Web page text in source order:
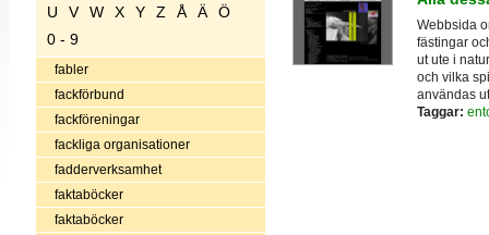
U
V W X Y Z Å Ä
Ö
0 - 9
fabler
fackförbund
fackföreningar
fackliga organisationer
fadderverksamhet
faktaböcker
faktaböcker
Webbsida
fästingar
ut ute i
och vilka
användas
Taggar: